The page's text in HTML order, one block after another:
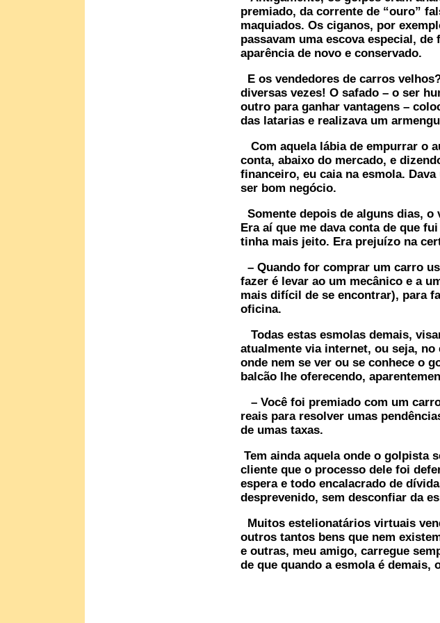
premiado, da corrente de “ouro”
maquiados. Os ciganos, por
passavam uma escova especial,
aparência de novo e conservado.
E os vendedores de carros
diversas vezes! O safado – o ser
outro para ganhar vantagens –
das latarias e realizava um
Com aquela lábia de empurrar o
conta, abaixo do mercado, e
financeiro, eu caia na esmola.
ser bom negócio.
Somente depois de alguns dias, o
Era aí que me dava conta de que
tinha mais jeito. Era prejuízo na
– Quando for comprar um carro
fazer é levar ao um mecânico e a
mais difícil de se encontrar), para
oficina.
Todas estas esmolas demais,
atualmente via internet, ou seja,
onde nem se ver ou se conhece o
balcão lhe oferecendo,
– Você foi premiado com um
reais para resolver umas
de umas taxas.
Tem ainda aquela onde o golpista
cliente que o processo dele foi
espera e todo encalacrado de
desprevenido, sem desconfiar da
Muitos estelionatários virtuais
outros tantos bens que nem
e outras, meu amigo, carregue
de que quando a esmola é